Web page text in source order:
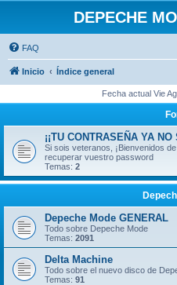
DEPECHE
FAQ
Inicio Índice general
Fecha actual Vie
¡¡TU CONTRASEÑA YA
Si sois veteranos, ¡Bienvenidos
recuperar vuestro password
Temas: 2
Depeche Mode GENERAL
Todo sobre Depeche Mode
Temas: 2091
Delta Machine
Todo sobre el nuevo disco de
Temas: 91